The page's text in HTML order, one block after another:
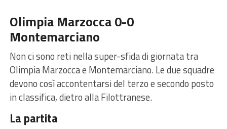
Olimpia Marzocca 0-0
Montemarciano
Non ci sono reti nella super-sfida di giornata tra
Olimpia Marzocca e Montemarciano. Le due squadre
devono così accontentarsi del terzo e secondo posto
in classifica, dietro alla Filottranese.
La partita